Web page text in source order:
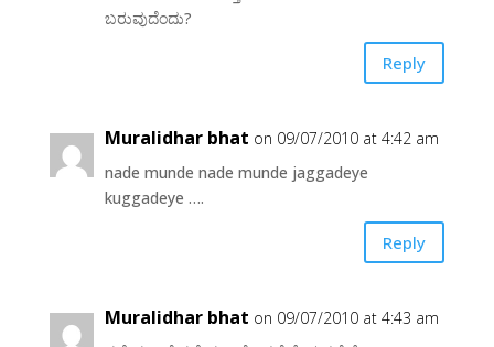
ಬರುವುದೆಂದು?
Reply
Muralidhar bhat on 09/07/2010 at 4:42 am
nade munde nade munde jaggadeye
kuggadeye ….
Reply
Muralidhar bhat on 09/07/2010 at 4:43 am